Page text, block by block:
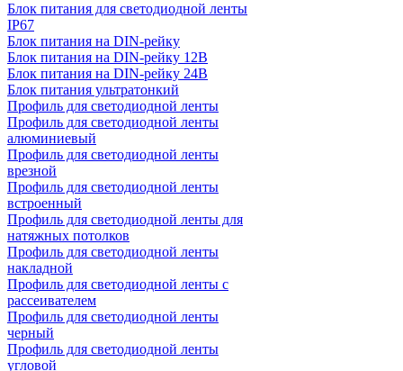
Блок питания для светодиодной ленты
IP67
Блок питания на DIN-рейку
Блок питания на DIN-рейку 12В
Блок питания на DIN-рейку 24В
Блок питания ультратонкий
Профиль для светодиодной ленты
Профиль для светодиодной ленты
алюминиевый
Профиль для светодиодной ленты
врезной
Профиль для светодиодной ленты
встроенный
Профиль для светодиодной ленты для
натяжных потолков
Профиль для светодиодной ленты
накладной
Профиль для светодиодной ленты с
рассеивателем
Профиль для светодиодной ленты
черный
Профиль для светодиодной ленты
угловой